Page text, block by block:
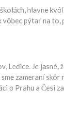
hlavne
vôbec pýtať na
Ledice. Je
zameraní skôr
o Prahu a Česi